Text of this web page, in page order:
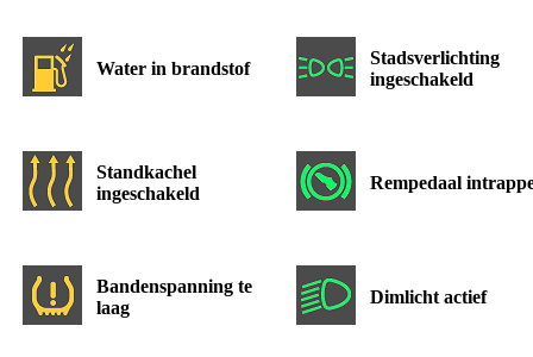
Water in brandstof
Stadsverlichting
ingeschakeld
Standkachel
ingeschakeld
Rempedaal
Bandenspanning te
laag
Dimlicht actief